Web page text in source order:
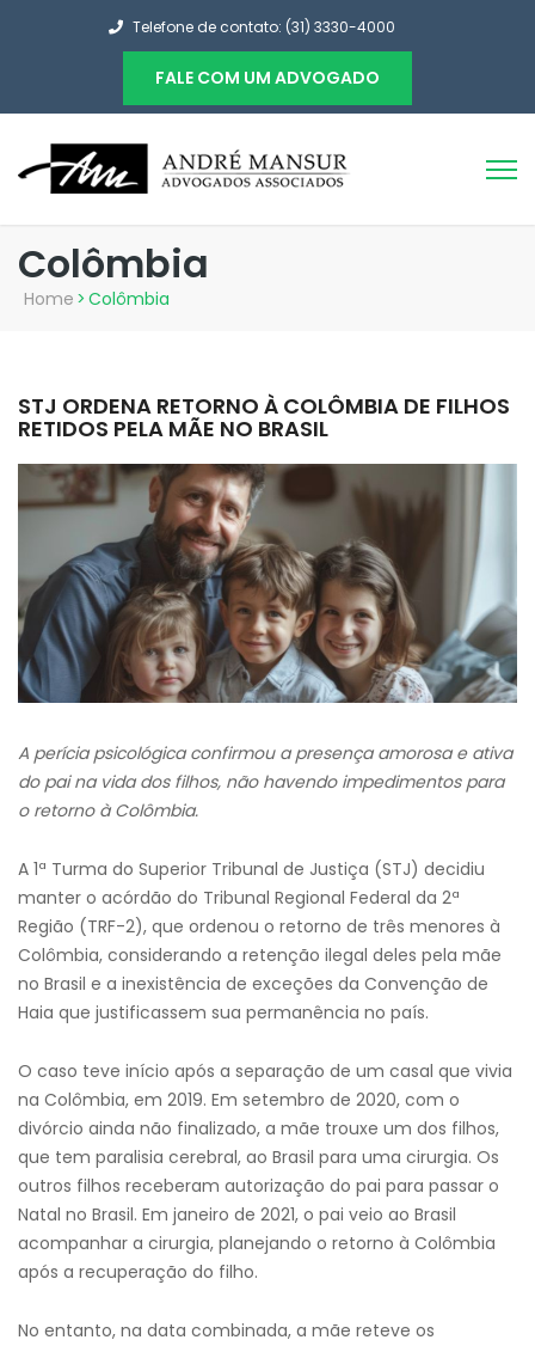
Telefone de contato: (31) 3330-4000
FALE COM UM ADVOGADO
Colômbia
Home > Colômbia
STJ ORDENA RETORNO À COLÔMBIA DE FILHOS
RETIDOS PELA MÃE NO BRASIL
A perícia psicológica confirmou a presença amorosa e ativa
do pai na vida dos filhos, não havendo impedimentos para
o retorno à Colômbia.
A 1ª Turma do Superior Tribunal de Justiça (STJ) decidiu
manter o acórdão do Tribunal Regional Federal da 2ª
Região (TRF-2), que ordenou o retorno de três menores à
Colômbia, considerando a retenção ilegal deles pela mãe
no Brasil e a inexistência de exceções da Convenção de
Haia que justificassem sua permanência no país.
O caso teve início após a separação de um casal que vivia
na Colômbia, em 2019. Em setembro de 2020, com o
divórcio ainda não finalizado, a mãe trouxe um dos filhos,
que tem paralisia cerebral, ao Brasil para uma cirurgia. Os
outros filhos receberam autorização do pai para passar o
Natal no Brasil. Em janeiro de 2021, o pai veio ao Brasil
acompanhar a cirurgia, planejando o retorno à Colômbia
após a recuperação do filho.
No entanto, na data combinada, a mãe reteve os